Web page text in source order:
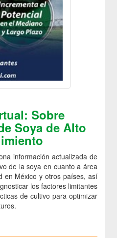
Sobre
Soya de Alto
información actualizada de
de la soya en cuanto a área
en México y otros países, así
los factores limitantes
de cultivo para optimizar